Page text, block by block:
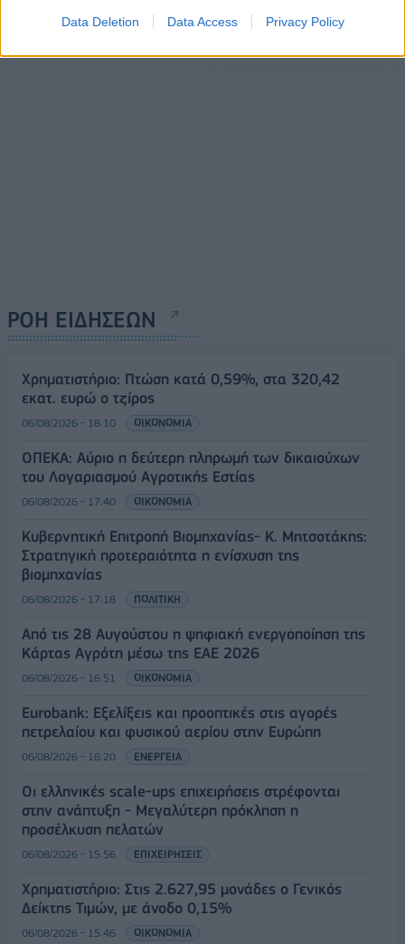
Data Deletion Data Access Privacy Policy
Ellinikon
18/12/2025 - 11:06
ΡΟΗ ΕΙΔΗΣΕΩΝ
Χρηματιστήριο: Πτώση κατά 0,59%, στα 320,42
εκατ. ευρώ ο τζίρος
06/08/2026 - 18:10 ΟΙΚΟΝΟΜΙΑ
ΟΠΕΚΑ: Αύριο η δεύτερη πληρωμή των δικαιούχων
του Λογαριασμού Αγροτικής Εστίας
06/08/2026 - 17:40 ΟΙΚΟΝΟΜΙΑ
Κυβερνητική Επιτροπή Βιομηχανίας- Κ. Μητσοτάκης:
Στρατηγική προτεραιότητα η ενίσχυση της
βιομηχανίας
06/08/2026 - 17:18 ΠΟΛΙΤΙΚΗ
Από τις 28 Αυγούστου η ψηφιακή ενεργοποίηση της
Κάρτας Αγρότη μέσω της ΕΑΕ 2026
06/08/2026 - 16:51 ΟΙΚΟΝΟΜΙΑ
Eurobank: Εξελίξεις και προοπτικές στις αγορές
πετρελαίου και φυσικού αερίου στην Ευρώπη
06/08/2026 - 16:20 ΕΝΕΡΓΕΙΑ
Οι ελληνικές scale-ups επιχειρήσεις στρέφονται
στην ανάπτυξη - Μεγαλύτερη πρόκληση η
προσέλκυση πελατών
06/08/2026 - 15:56 ΕΠΙΧΕΙΡΗΣΕΙΣ
Χρηματιστήριο: Στις 2.627,95 μονάδες ο Γενικός
Δείκτης Τιμών, με άνοδο 0,15%
06/08/2026 - 15:46 ΟΙΚΟΝΟΜΙΑ